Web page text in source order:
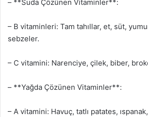
– **Suda Çözünen Vitaminler**:
– B vitaminleri: Tam tahıllar, et, süt,
sebzeler.
– C vitamini: Narenciye, çilek, biber,
– **Yağda Çözünen Vitaminler**:
– A vitamini: Havuç, tatlı patates,